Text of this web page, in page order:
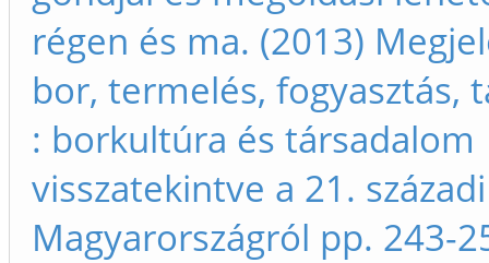
régen és ma. (2013)
bor, termelés, fogyasztás,
: borkultúra és társadalom
visszatekintve a 21. századi
Magyarországról pp. 243-